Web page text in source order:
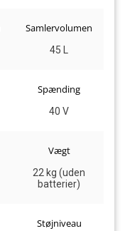
Samlervolumen
45 L
Spænding
40 V
Vægt
22 kg (uden
batterier)
Støjniveau